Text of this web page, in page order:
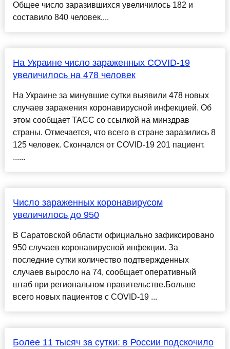
Общее число заразившихся увеличилось 182 и
составило 840 человек....
На Украине число зараженных COVID-19
увеличилось на 478 человек
На Украине за минувшие сутки выявили 478 новых
случаев заражения коронавирусной инфекцией. Об
этом сообщает ТАСС со ссылкой на минздрав
страны. Отмечается, что всего в стране заразились 8
125 человек. Скончался от COVID-19 201 пациент.
......
Число зараженных коронавирусом
увеличилось до 950
В Саратовской области официально зафиксировано
950 случаев коронавирусной инфекции. За
последние сутки количество подтвержденных
случаев выросло на 74, сообщает оперативный
штаб при региональном правительстве.Больше
всего новых пациентов с COVID-19 ...
Более 11 тысяч за сутки: в России подскочило